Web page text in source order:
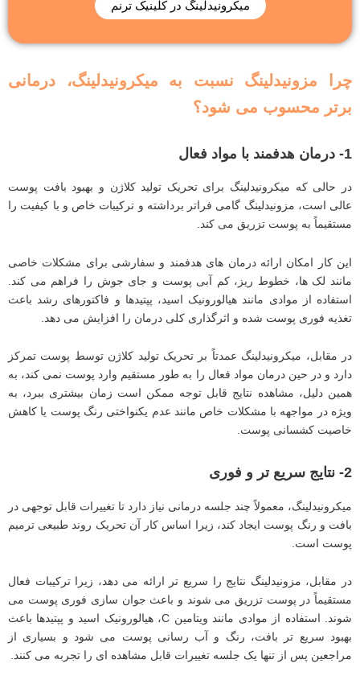
میکرونیدلینگ در کلینیک ترنم
چرا مزونیدلینگ نسبت به میکرونیدلینگ، درمانی
برتر محسوب می شود؟
1- درمان هدفمند با مواد فعال
در حالی که میکرونیدلینگ برای تحریک تولید کلاژن و بهبود بافت پوست
عالی است، مزونیدلینگ گامی فراتر برداشته و ترکیبات خاص و با کیفیت را
مستقیماً به پوست تزریق می‌ کند.
این کار امکان ارائه درمان ‌های هدفمند و سفارشی برای مشکلات خاصی
مانند لک ‌ها، خطوط ریز، کم‌ آبی پوست و جای جوش را فراهم می‌ کند.
استفاده از موادی مانند هیالورونیک اسید، پپتیدها و فاکتورهای رشد باعث
تغذیه فوری پوست شده و اثرگذاری کلی درمان را افزایش می ‌دهد.
در مقابل، میکرونیدلینگ عمدتاً بر تحریک تولید کلاژن توسط پوست تمرکز
دارد و در حین درمان مواد فعال را به‌ طور مستقیم وارد پوست نمی ‌کند، به
همین دلیل، مشاهده نتایج قابل توجه ممکن است زمان بیشتری ببرد، به
‌ویژه در مواجهه با مشکلات خاص مانند عدم یکنواختی رنگ پوست یا کاهش
خاصیت کشسانی پوست.
2- نتایج سریع ‌تر و فوری
میکرونیدلینگ، معمولاً چند جلسه درمانی نیاز دارد تا تغییرات قابل توجهی در
بافت و رنگ پوست ایجاد کند، زیرا اساس کار آن تحریک روند طبیعی ترمیم
پوست است.
در مقابل، مزونیدلینگ نتایج را سریع‌ تر ارائه می ‌دهد، زیرا ترکیبات فعال
مستقیماً در پوست تزریق می ‌شوند و باعث جوان ‌سازی فوری پوست می
‌شوند. استفاده از موادی مانند ویتامین C، هیالورونیک اسید و پپتیدها باعث
بهبود سریع‌ تر بافت، رنگ و آب رسانی پوست می ‌شود و بسیاری از
مراجعین پس از تنها یک جلسه تغییرات قابل مشاهده ای را تجربه می ‌کنند.